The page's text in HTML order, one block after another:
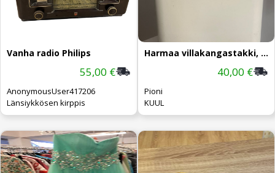
Vanha radio Philips
55,00 €
AnonymousUser417206
Länsiykkösen kirppis
Harmaa villakangastakki, käyttämätön!
40,00 €
Pioni
KUUL